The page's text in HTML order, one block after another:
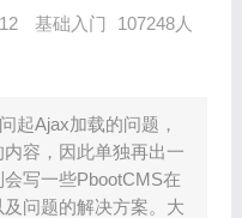
基础入门
107248人
起Ajax加载的问题，
容，因此单独再出一
写一些PbootCMS在
问题的解决方案。大